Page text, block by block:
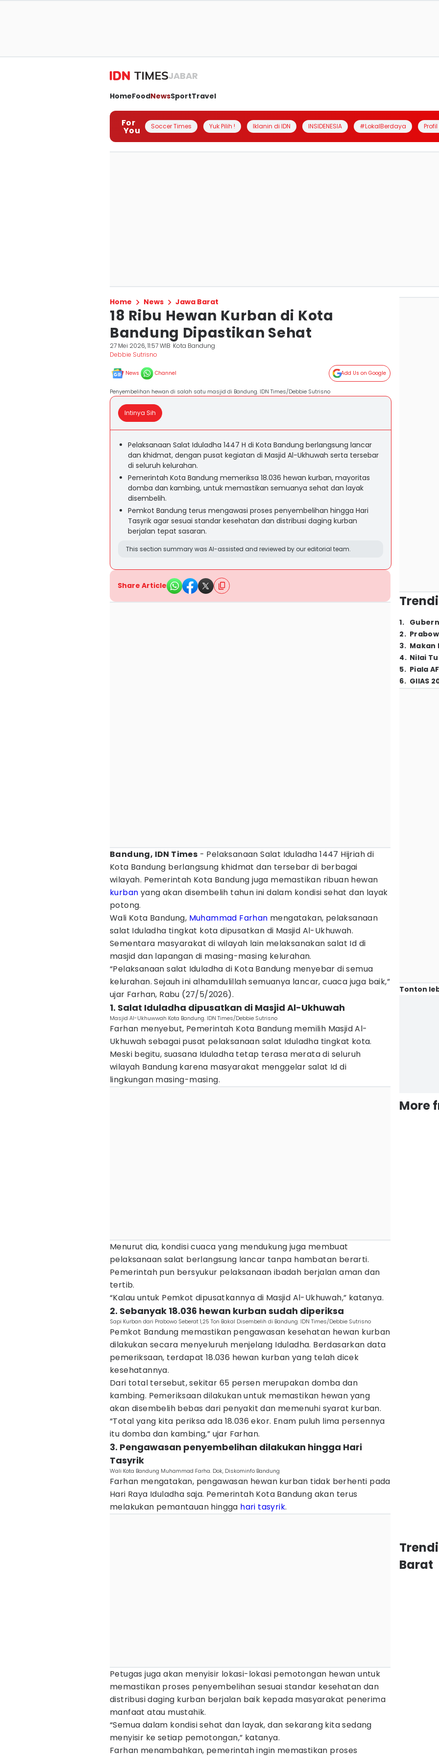
JABAR
HomeFoodNewsSportTravel
For
You Soccer Times Yuk Pilih ! Iklanin di IDN INSIDENESIA #LokalBerdaya
Home News Jawa Barat
18 Ribu Hewan Kurban di Kota
Bandung Dipastikan Sehat
27 Mei 2026, 11:57 WIB Kota Bandung
Debbie Sutrisno
News Channel Add Us on Google
Penyembelihan hewan di salah satu masjid di Bandung. IDN Times/Debbie Sutrisno
Intinya Sih
Pelaksanaan Salat Iduladha 1447 H di Kota Bandung berlangsung lancar
dan khidmat, dengan pusat kegiatan di Masjid Al-Ukhuwah serta tersebar
di seluruh kelurahan.
Pemerintah Kota Bandung memeriksa 18.036 hewan kurban, mayoritas
domba dan kambing, untuk memastikan semuanya sehat dan layak
disembelih.
Pemkot Bandung terus mengawasi proses penyembelihan hingga Hari
Tasyrik agar sesuai standar kesehatan dan distribusi daging kurban
berjalan tepat sasaran.
This section summary was AI-assisted and reviewed by our editorial team.
Share Article
Bandung, IDN Times - Pelaksanaan Salat Iduladha 1447 Hijriah di
Kota Bandung berlangsung khidmat dan tersebar di berbagai
wilayah. Pemerintah Kota Bandung juga memastikan ribuan hewan
kurban yang akan disembelih tahun ini dalam kondisi sehat dan layak
potong.
Wali Kota Bandung, Muhammad Farhan mengatakan, pelaksanaan
salat Iduladha tingkat kota dipusatkan di Masjid Al-Ukhuwah.
Sementara masyarakat di wilayah lain melaksanakan salat Id di
masjid dan lapangan di masing-masing kelurahan.
“Pelaksanaan salat Iduladha di Kota Bandung menyebar di semua
kelurahan. Sejauh ini alhamdulillah semuanya lancar, cuaca juga baik,”
ujar Farhan, Rabu (27/5/2026).
1. Salat Iduladha dipusatkan di Masjid Al-Ukhuwah
Masjid Al-Ukhuwwah Kota Bandung. IDN Times/Debbie Sutrisno
Farhan menyebut, Pemerintah Kota Bandung memilih Masjid Al-
Ukhuwah sebagai pusat pelaksanaan salat Iduladha tingkat kota.
Meski begitu, suasana Iduladha tetap terasa merata di seluruh
wilayah Bandung karena masyarakat menggelar salat Id di
lingkungan masing-masing.
Menurut dia, kondisi cuaca yang mendukung juga membuat
pelaksanaan salat berlangsung lancar tanpa hambatan berarti.
Pemerintah pun bersyukur pelaksanaan ibadah berjalan aman dan
tertib.
“Kalau untuk Pemkot dipusatkannya di Masjid Al-Ukhuwah,” katanya.
2. Sebanyak 18.036 hewan kurban sudah diperiksa
Sapi Kurban dari Prabowo Seberat 1,25 Ton Bakal Disembelih di Bandung. IDN Times/Debbie Sutrisno
Pemkot Bandung memastikan pengawasan kesehatan hewan kurban
dilakukan secara menyeluruh menjelang Iduladha. Berdasarkan data
pemeriksaan, terdapat 18.036 hewan kurban yang telah dicek
kesehatannya.
Dari total tersebut, sekitar 65 persen merupakan domba dan
kambing. Pemeriksaan dilakukan untuk memastikan hewan yang
akan disembelih bebas dari penyakit dan memenuhi syarat kurban.
“Total yang kita periksa ada 18.036 ekor. Enam puluh lima persennya
itu domba dan kambing,” ujar Farhan.
3. Pengawasan penyembelihan dilakukan hingga Hari
Tasyrik
Wali Kota Bandung Muhammad Farha. Dok, Diskominfo Bandung
Farhan mengatakan, pengawasan hewan kurban tidak berhenti pada
Hari Raya Iduladha saja. Pemerintah Kota Bandung akan terus
melakukan pemantauan hingga hari tasyrik.
Petugas juga akan menyisir lokasi-lokasi pemotongan hewan untuk
memastikan proses penyembelihan sesuai standar kesehatan dan
distribusi daging kurban berjalan baik kepada masyarakat penerima
manfaat atau mustahik.
“Semua dalam kondisi sehat dan layak, dan sekarang kita sedang
menyisir ke setiap pemotongan,” katanya.
Farhan menambahkan, pemerintah ingin memastikan proses
1.
2.
3. Makan
4. Nilai
5. Piala
6. GIIAS
Tonton
More
Barat